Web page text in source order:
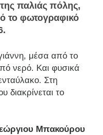
παλιάς πόλης,
το φωτογραφικό
μέσα από το
νερό. Και φυσικά
Στη
διακρίνεται το
Μπακούρου